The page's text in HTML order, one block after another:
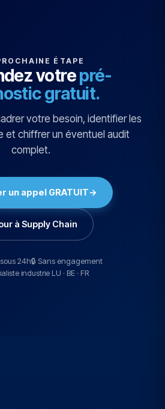
ÉTAPE
votrepré-
gratuit.
votre besoin, identifier les
et chiffrer un éventuel audit
complet.
un appel GRATUIT→
à Supply Chain
24h🔒 Sans engagement
industrie LU · BE · FR